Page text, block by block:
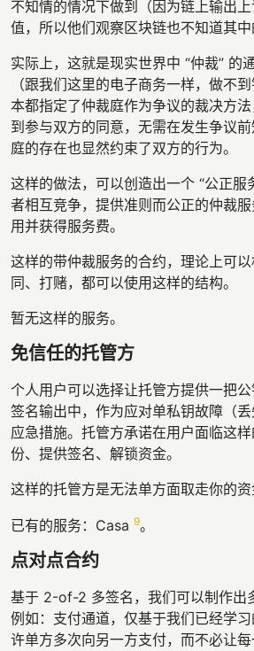
不知情的情况下做到（因为链上输出
值，所以他们观察区块链也不知道其中
实际上，这就是现实世界中 “仲裁” 的
（跟我们这里的电子商务一样，做不
本都指定了仲裁庭作为争议的裁决方
到参与双方的同意，无需在发生争议
庭的存在也显然约束了双方的行为。
这样的做法，可以创造出一个 “公正服
者相互竞争，提供准则而公正的仲裁
用并获得服务费。
这样的带仲裁服务的合约，理论上可
同、打赌，都可以使用这样的结构。
暂无这样的服务。
免信任的托管方
个人用户可以选择让托管方提供一把
签名输出中，作为应对单私钥故障（
应急措施。托管方承诺在用户面临这
份、提供签名、解锁资金。
这样的托管方是无法单方面取走你的资
已有的服务：Casa 9。
点对点合约
基于 2-of-2 多签名，我们可以制作出
例如：支付通道，仅基于我们已经学
许单方多次向另一方支付，而不必让